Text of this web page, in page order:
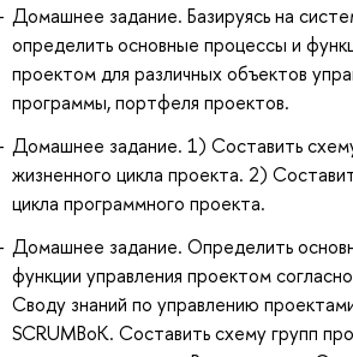
Домашнее задание. Базируясь на
определить основные процессы и
проектом для различных объектов
программы, портфеля проектов.
Домашнее задание. 1) Составить
жизненного цикла проекта. 2)
цикла программного проекта.
Домашнее задание. Определить
функции управления проектом
Своду знаний по управлению
SCRUMBoK. Составить схему групп